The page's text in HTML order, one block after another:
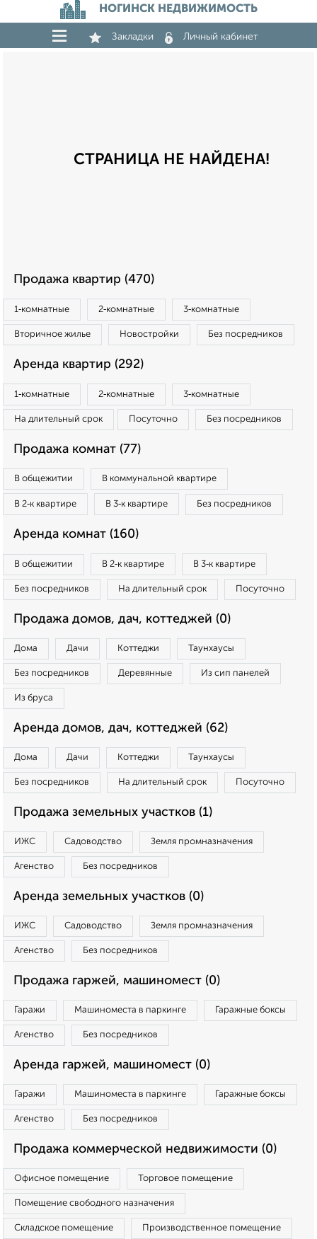
НОГИНСК НЕДВИЖИМОСТЬ
Закладки Личный кабинет
СТРАНИЦА НЕ НАЙДЕНА!
Продажа квартир (470)
1‑комнатные 2‑комнатные 3‑комнатные
Вторичное жилье Новостройки Без посредников
Аренда квартир (292)
1‑комнатные 2‑комнатные 3‑комнатные
На длительный срок Посуточно Без посредников
Продажа комнат (77)
В общежитии В коммунальной квартире
В 2‑к квартире В 3‑к квартире Без посредников
Аренда комнат (160)
В общежитии В 2‑к квартире В 3‑к квартире
Без посредников На длительный срок Посуточно
Продажа домов, дач, коттеджей (0)
Дома Дачи Коттеджи Таунхаусы
Без посредников Деревянные Из сип панелей
Из бруса
Аренда домов, дач, коттеджей (62)
Дома Дачи Коттеджи Таунхаусы
Без посредников На длительный срок Посуточно
Продажа земельных участков (1)
ИЖС Садоводство Земля промназначения
Агенство Без посредников
Аренда земельных участков (0)
ИЖС Садоводство Земля промназначения
Агенство Без посредников
Продажа гаржей, машиномест (0)
Гаражи Машиноместа в паркинге Гаражные боксы
Агенство Без посредников
Аренда гаржей, машиномест (0)
Гаражи Машиноместа в паркинге Гаражные боксы
Агенство Без посредников
Продажа коммерческой недвижимости (0)
Офисное помещение Торговое помещение
Помещение свободного назначения
Складское помещение Производственное помещение